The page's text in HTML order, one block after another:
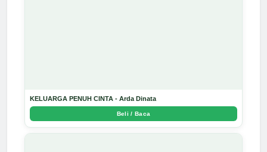
KELUARGA PENUH CINTA - Arda Dinata
Beli / Baca